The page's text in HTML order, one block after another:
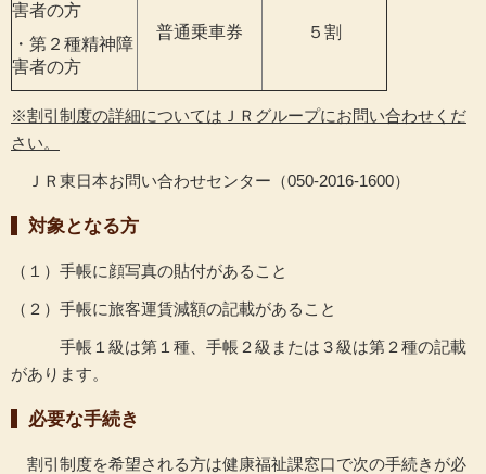
害者の方
・第２種精神障
害者の方
普通乗車券 ５割
※割引制度の詳細についてはＪＲグループにお問い合わせくだ
さい。
ＪＲ東日本お問い合わせセンター（050-2016-1600）
対象となる方
（１）手帳に顔写真の貼付があること
（２）手帳に旅客運賃減額の記載があること
手帳１級は第１種、手帳２級または３級は第２種の記載
があります。
必要な手続き
割引制度を希望される方は健康福祉課窓口で次の手続きが必